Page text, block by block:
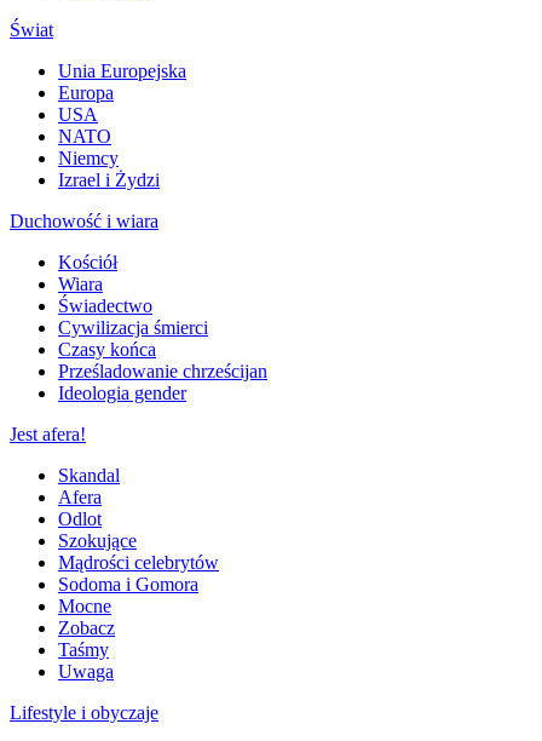
Świat
Unia Europejska
Europa
USA
NATO
Niemcy
Izrael i Żydzi
Duchowość i wiara
Kościół
Wiara
Świadectwo
Cywilizacja śmierci
Czasy końca
Prześladowanie chrześcijan
Ideologia gender
Jest afera!
Skandal
Afera
Odlot
Szokujące
Mądrości celebrytów
Sodoma i Gomora
Mocne
Zobacz
Taśmy
Uwaga
Lifestyle i obyczaje